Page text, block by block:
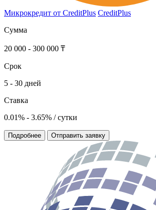
Микрокредит от CreditPlus CreditPlus
Сумма
20 000 - 300 000 ₸
Срок
5 - 30 дней
Ставка
0.01% - 3.65% / сутки
Подробнее Отправить заявку